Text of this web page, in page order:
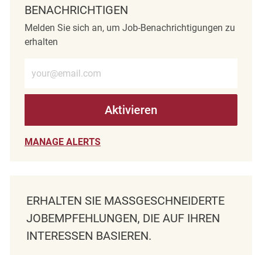
BENACHRICHTIGEN
Melden Sie sich an, um Job-Benachrichtigungen zu
erhalten
Aktivieren
MANAGE ALERTS
ERHALTEN SIE MASSGESCHNEIDERTE J
OBEMPFEHLUNGEN, DIE AUF IHREN I
NTERESSEN BASIEREN.